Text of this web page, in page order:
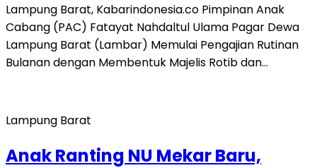
Lampung Barat, Kabarindonesia.co Pimpinan Anak
Cabang (PAC) Fatayat Nahdaltul Ulama Pagar Dewa
Lampung Barat (Lambar) Memulai Pengajian Rutinan
Bulanan dengan Membentuk Majelis Rotib dan…
Lampung Barat
Anak Ranting NU Mekar Baru,